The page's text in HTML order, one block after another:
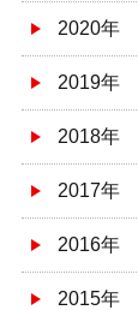
2020年
2019年
2018年
2017年
2016年
2015年